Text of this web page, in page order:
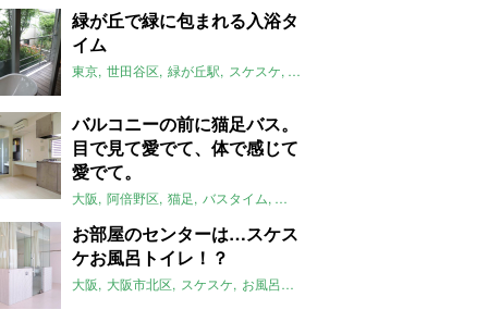
緑が丘で緑に包まれる入浴タ
イム
東京 世田谷区 緑が丘駅 スケスケ 収納
バルコニーの前に猫足バス。
目で見て愛でて、体で感じて
愛でて。
大阪 阿倍野区 猫足 バスタイム スケスケ
お部屋のセンターは…スケス
ケお風呂トイレ！？
大阪 大阪市北区 スケスケ お風呂とトイレが主役